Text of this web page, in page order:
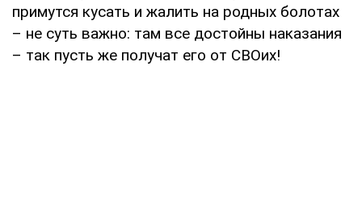
примутся кусать и жалить на родных болотах
– не суть важно: там все достойны наказания
– так пусть же получат его от СВОих!